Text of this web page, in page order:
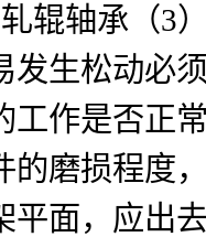
轧辊轴承（3
发生松动必
工作是否正
的磨损程度
平面，应出